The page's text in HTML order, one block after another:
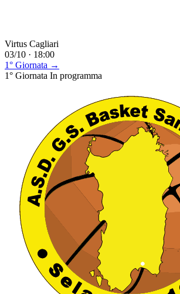
Virtus Cagliari
03/10 · 18:00
1° Giornata →
1° Giornata In programma